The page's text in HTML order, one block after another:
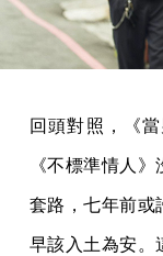
回頭對照，《
《不標準情人
套路，七年前或
早該入土為安。